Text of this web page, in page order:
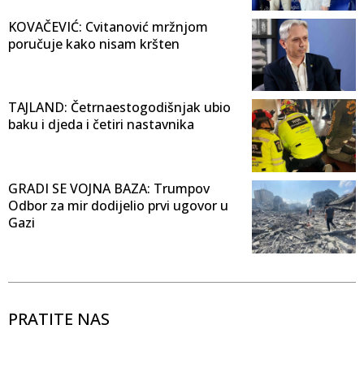
KOVAČEVIĆ: Cvitanović mržnjom
poručuje kako nisam kršten
TAJLAND: Četrnaestogodišnjak ubio
baku i djeda i četiri nastavnika
GRADI SE VOJNA BAZA: Trumpov
Odbor za mir dodijelio prvi ugovor u
Gazi
PRATITE NAS